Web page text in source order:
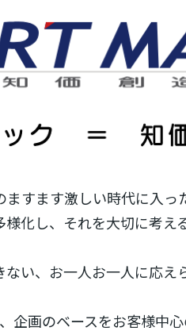
すます激しい時代に入っ
化し、それを大切に考え
い、お一人お一人に応え
企画のベースをお客様中心